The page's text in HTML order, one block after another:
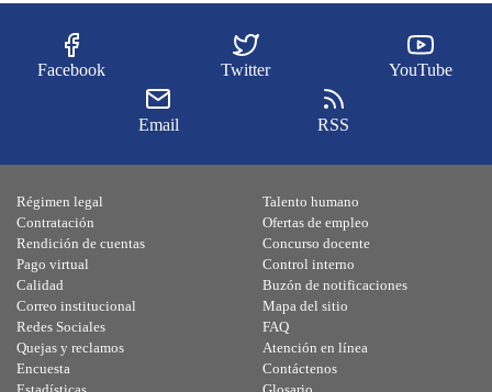
Facebook Twitter YouTube
Email RSS
Régimen legal
Contratación
Rendición de cuentas
Pago virtual
Calidad
Talento humano
Ofertas de empleo
Concurso docente
Control interno
Buzón de notificaciones
Correo institucional
Redes Sociales
Quejas y reclamos
Encuesta
Mapa del sitio
FAQ
Atención en línea
Contáctenos